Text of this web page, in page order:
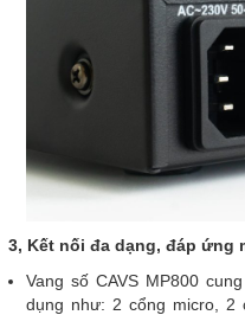
3, Kết nối đa dạng, đáp ứng
Vang số CAVS MP800
dụng như: 2 cổng micro, 2